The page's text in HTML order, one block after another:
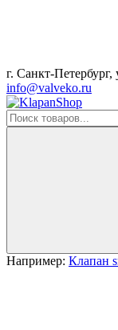
г. Санкт-
info@valveko.ru
Например: Клапан